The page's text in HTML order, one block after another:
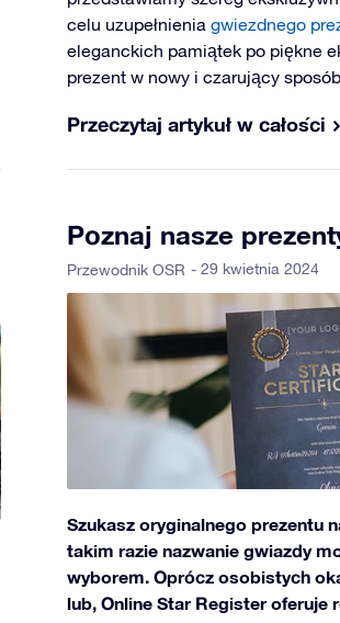
celu uzupełnienia gwiezdnego
eleganckich pamiątek po piękne
prezent w nowy i czarujący
Przeczytaj artykuł w całości
Poznaj nasze
Przewodnik OSR - 29 kwietnia 2024
Szukasz oryginalnego prezentu
takim razie nazwanie gwiazdy
wyborem. Oprócz osobistych
lub, Online Star Register